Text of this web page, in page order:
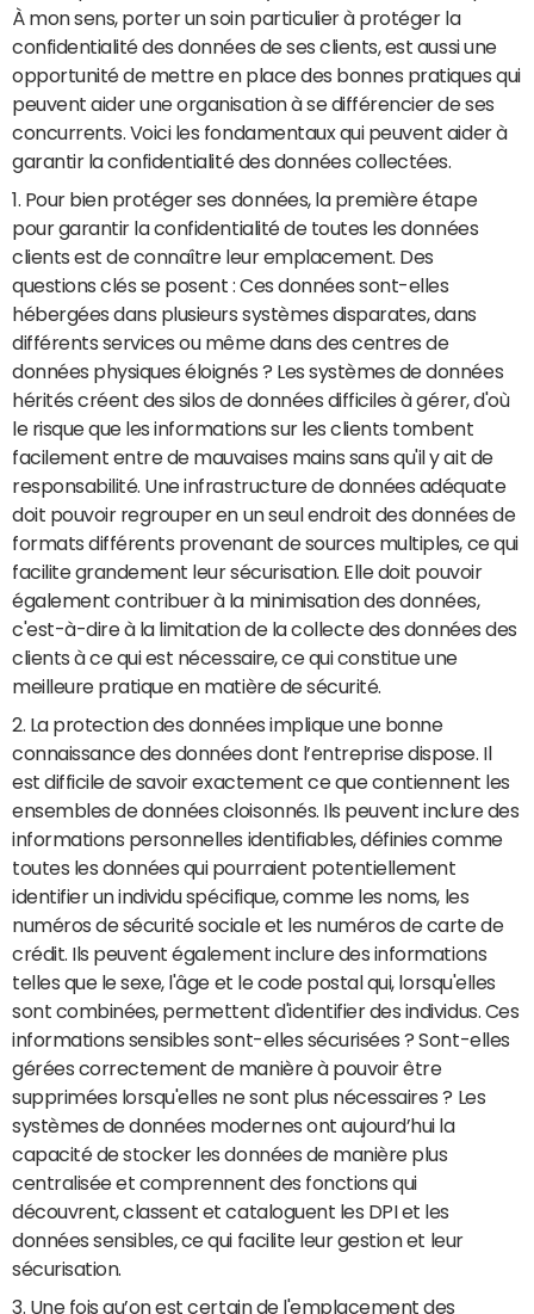
À mon sens, porter un soin particulier à protéger la
confidentialité des données de ses clients, est aussi une
opportunité de mettre en place des bonnes pratiques qui
peuvent aider une organisation à se différencier de ses
concurrents. Voici les fondamentaux qui peuvent aider à
garantir la confidentialité des données collectées.
1. Pour bien protéger ses données, la première étape
pour garantir la confidentialité de toutes les données
clients est de connaître leur emplacement. Des
questions clés se posent : Ces données sont-elles
hébergées dans plusieurs systèmes disparates, dans
différents services ou même dans des centres de
données physiques éloignés ? Les systèmes de données
hérités créent des silos de données difficiles à gérer, d'où
le risque que les informations sur les clients tombent
facilement entre de mauvaises mains sans qu'il y ait de
responsabilité. Une infrastructure de données adéquate
doit pouvoir regrouper en un seul endroit des données de
formats différents provenant de sources multiples, ce qui
facilite grandement leur sécurisation. Elle doit pouvoir
également contribuer à la minimisation des données,
c'est-à-dire à la limitation de la collecte des données des
clients à ce qui est nécessaire, ce qui constitue une
meilleure pratique en matière de sécurité.
2. La protection des données implique une bonne
connaissance des données dont l’entreprise dispose. Il
est difficile de savoir exactement ce que contiennent les
ensembles de données cloisonnés. Ils peuvent inclure des
informations personnelles identifiables, définies comme
toutes les données qui pourraient potentiellement
identifier un individu spécifique, comme les noms, les
numéros de sécurité sociale et les numéros de carte de
crédit. Ils peuvent également inclure des informations
telles que le sexe, l'âge et le code postal qui, lorsqu'elles
sont combinées, permettent d'identifier des individus. Ces
informations sensibles sont-elles sécurisées ? Sont-elles
gérées correctement de manière à pouvoir être
supprimées lorsqu'elles ne sont plus nécessaires ? Les
systèmes de données modernes ont aujourd’hui la
capacité de stocker les données de manière plus
centralisée et comprennent des fonctions qui
découvrent, classent et cataloguent les DPI et les
données sensibles, ce qui facilite leur gestion et leur
sécurisation.
3. Une fois qu’on est certain de l'emplacement des